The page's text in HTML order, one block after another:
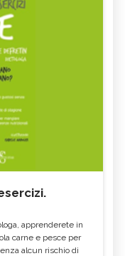
apprenderete in
carne e pesce per
alcun rischio di